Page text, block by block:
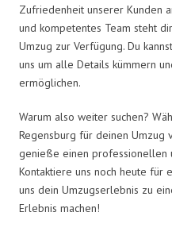
Zufriedenheit unserer Kunden
und kompetentes Team steht
Umzug zur Verfügung. Du
uns um alle Details kümmern
ermöglichen.
Warum also weiter suchen?
Regensburg für deinen Umzug
genieße einen professionellen
Kontaktiere uns noch heute für
uns dein Umzugserlebnis zu
Erlebnis machen!